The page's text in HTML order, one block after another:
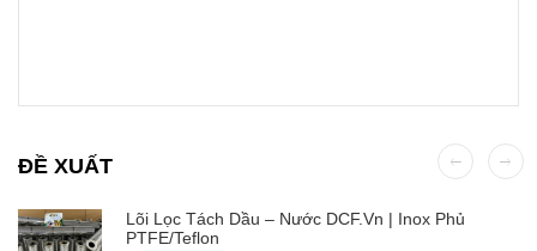
ĐỀ XUẤT
Lõi Lọc Tách Dầu – Nước DCF.vn | Inox Phủ
PTFE/Teflon